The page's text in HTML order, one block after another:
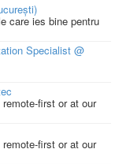
care ies bine pentru
Specialist @
first or at our
first or at our